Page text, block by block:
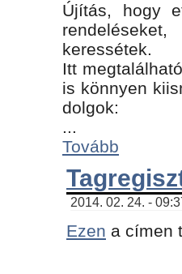
Újítás, hogy
keressétek.
Itt
is könnyen
dolgok:
...
Tovább
2014. 02. 24. -
Ezen a címen